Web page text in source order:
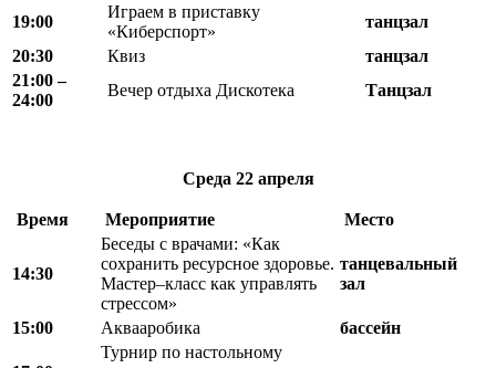
19:00
Играем в приставку
«Киберспорт»
танцзал
20:30
Квиз
танцзал
21:00 –
24:00
Вечер отдыха Дискотека Танцзал
Среда 22 апреля
Время Мероприятие Место
14:30
Беседы с врачами: «Как
сохранить ресурсное здоровье.
Мастер–класс как управлять
стрессом»
танцевальный
зал
15:00 Аквааробика бассейн
Турнир по настольному